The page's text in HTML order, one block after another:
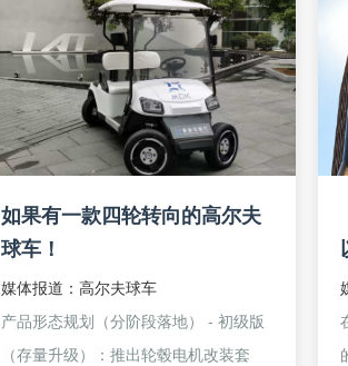
如果有一款四轮转向的高尔夫
球车！
媒体报道：高尔夫球车
产品形态规划（分阶段落地） - 初级版
（存量升级）：推出轮毂电机改装套